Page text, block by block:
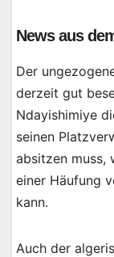
News aus
Der
derzeit gut
Ndayishimiye
seinen
absitzen muss,
einer Häufung
kann.
Auch der